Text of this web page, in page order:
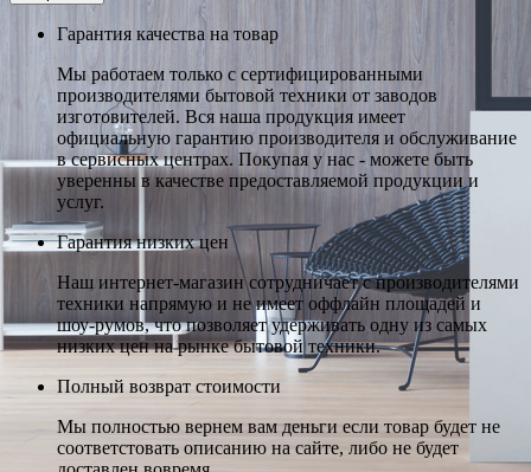
Гарантия качества на товар
Мы работаем только с сертифицированными
производителями бытовой техники от заводов
изготовителей. Вся наша продукция имеет
официальную гарантию производителя и обслуживание
в сервисных центрах. Покупая у нас - можете быть
уверенны в качестве предоставляемой продукции и
услуг.
Гарантия низких цен
Наш интернет-магазин сотрудничает с производителями
техники напрямую и не имеет оффлайн площадей и
шоу-румов, что позволяет удерживать одну из самых
низких цен на рынке бытовой техники.
Полный возврат стоимости
Мы полностью вернем вам деньги если товар будет не
соответстовать описанию на сайте, либо не будет